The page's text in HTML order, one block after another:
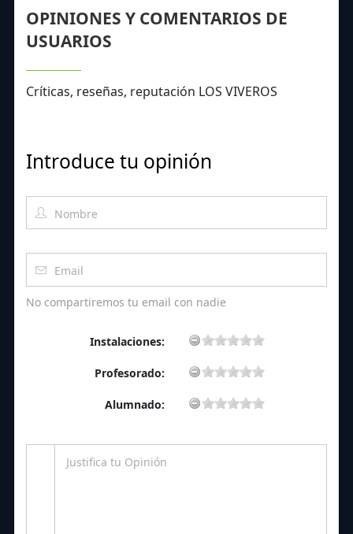
OPINIONES Y COMENTARIOS DE
USUARIOS
Críticas, reseñas, reputación LOS VIVEROS
Introduce tu opinión
No compartiremos tu email con nadie
Instalaciones:
Profesorado:
Alumnado: